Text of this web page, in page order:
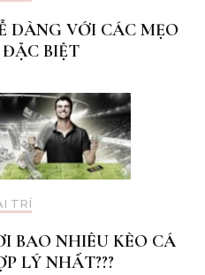
DÀNG VỚI CÁC MẸO
BIỆT
TRÍ
BAO NHIÊU KÈO CÁ
LÝ NHẤT???